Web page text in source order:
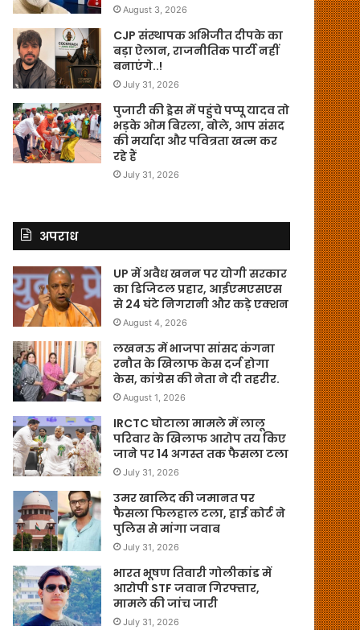
August 3, 2026
CJP संस्थापक अभिजीत दीपके का
बड़ा ऐलान, राजनीतिक पार्टी नहीं
बनाएंगे..!
July 31, 2026
पुजारी की ड्रेस में पहुंचे पप्पू यादव तो
भड़के ओम बिरला, बोले, आप संसद
की मर्यादा और पवित्रता खत्म कर
रहे हैं
July 31, 2026
अपराध
UP में अवैध खनन पर योगी सरकार
का डिजिटल प्रहार, आईएमएसएस
से 24 घंटे निगरानी और कड़े एक्शन
August 4, 2026
लखनऊ में भाजपा सांसद कंगना
रनौत के खिलाफ केस दर्ज होगा
केस, कांग्रेस की नेता ने दी तहरीर.
August 1, 2026
IRCTC घोटाला मामले में लालू
परिवार के खिलाफ आरोप तय किए
जाने पर 14 अगस्त तक फैसला टला
July 31, 2026
उमर खालिद की जमानत पर
फैसला फिलहाल टला, हाई कोर्ट ने
पुलिस से मांगा जवाब
July 31, 2026
भारत भूषण तिवारी गोलीकांड में
आरोपी STF जवान गिरफ्तार,
मामले की जांच जारी
July 31, 2026